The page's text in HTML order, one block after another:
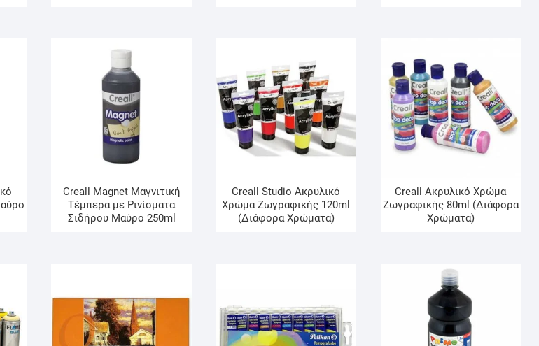
Creall Magnet Μαγνιτική
Τέμπερα με Ρινίσματα
Σιδήρου Μαύρο 250ml
Creall Studio Ακρυλικό
Χρώμα Ζωγραφικής 120ml
(Διάφορα Χρώματα)
Creall Ακρυλικό Χρώμα
Ζωγραφικής 80ml (Διάφορα
Χρώματα)